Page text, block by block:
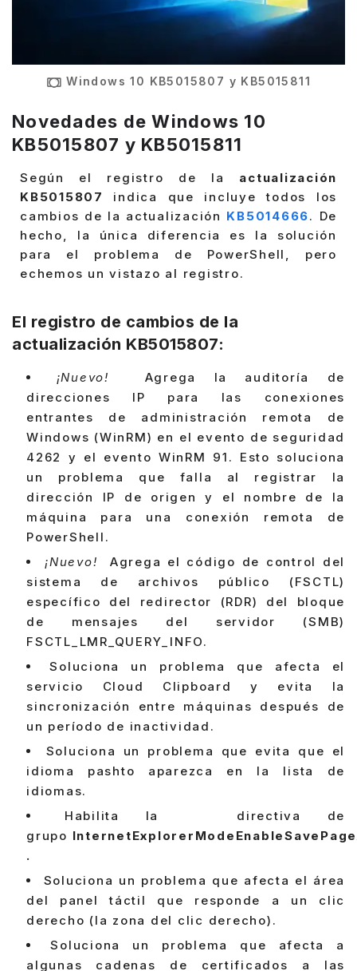
Windows 10 KB5015807 y KB5015811
Novedades de Windows 10
KB5015807 y KB5015811
Según el registro de la actualización
KB5015807
indica que incluye todos los
cambios de la actualización KB5014666. De
hecho, la única diferencia es la solución
para el problema de PowerShell, pero
echemos un vistazo al registro.
El registro de cambios de la
actualización KB5015807:
¡Nuevo!
Agrega la auditoría de
direcciones IP para las conexiones
entrantes de administración remota de
Windows (WinRM) en el evento de seguridad
4262 y el evento WinRM 91. Esto soluciona
un problema que falla al registrar la
dirección IP de origen y el nombre de la
máquina para una conexión remota de
PowerShell.
¡Nuevo!
Agrega el código de control del
sistema de archivos público (FSCTL)
específico del redirector (RDR) del bloque
de mensajes del servidor (SMB)
FSCTL_LMR_QUERY_INFO.
Soluciona un problema que afecta el
servicio Cloud Clipboard y evita la
sincronización entre máquinas después de
un período de inactividad.
Soluciona un problema que evita que el
idioma pashto aparezca en la lista de
idiomas.
Habilita la directiva de
grupo
.
Soluciona un problema que afecta el área
del panel táctil que responde a un clic
derecho (la zona del clic derecho).
Soluciona un problema que afecta a
algunas cadenas de certificados a las